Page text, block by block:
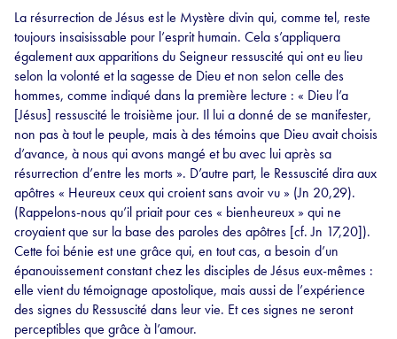
La résurrection de Jésus est le Mystère divin qui, comme tel, reste
toujours insaisissable pour l’esprit humain. Cela s’appliquera
également aux apparitions du Seigneur ressuscité qui ont eu lieu
selon la volonté et la sagesse de Dieu et non selon celle des
hommes, comme indiqué dans la première lecture : « Dieu l’a
[Jésus] ressuscité le troisième jour. Il lui a donné de se manifester,
non pas à tout le peuple, mais à des témoins que Dieu avait choisis
d’avance, à nous qui avons mangé et bu avec lui après sa
résurrection d’entre les morts ». D’autre part, le Ressuscité dira aux
apôtres « Heureux ceux qui croient sans avoir vu » (Jn 20,29).
(Rappelons-nous qu’il priait pour ces « bienheureux » qui ne
croyaient que sur la base des paroles des apôtres [cf. Jn 17,20]).
Cette foi bénie est une grâce qui, en tout cas, a besoin d’un
épanouissement constant chez les disciples de Jésus eux-mêmes :
elle vient du témoignage apostolique, mais aussi de l’expérience
des signes du Ressuscité dans leur vie. Et ces signes ne seront
perceptibles que grâce à l’amour.